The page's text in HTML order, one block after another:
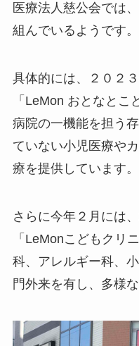
医療法人慈公会では
組んでいるようです。
具体的には、２０２
「LeMon おとなとこ
病院の一機能を担う
ていない小児医療や
療を提供しています。
さらに今年２月には
「LeMonこどもクリ
科、アレルギー科、
門外来を有し、多様